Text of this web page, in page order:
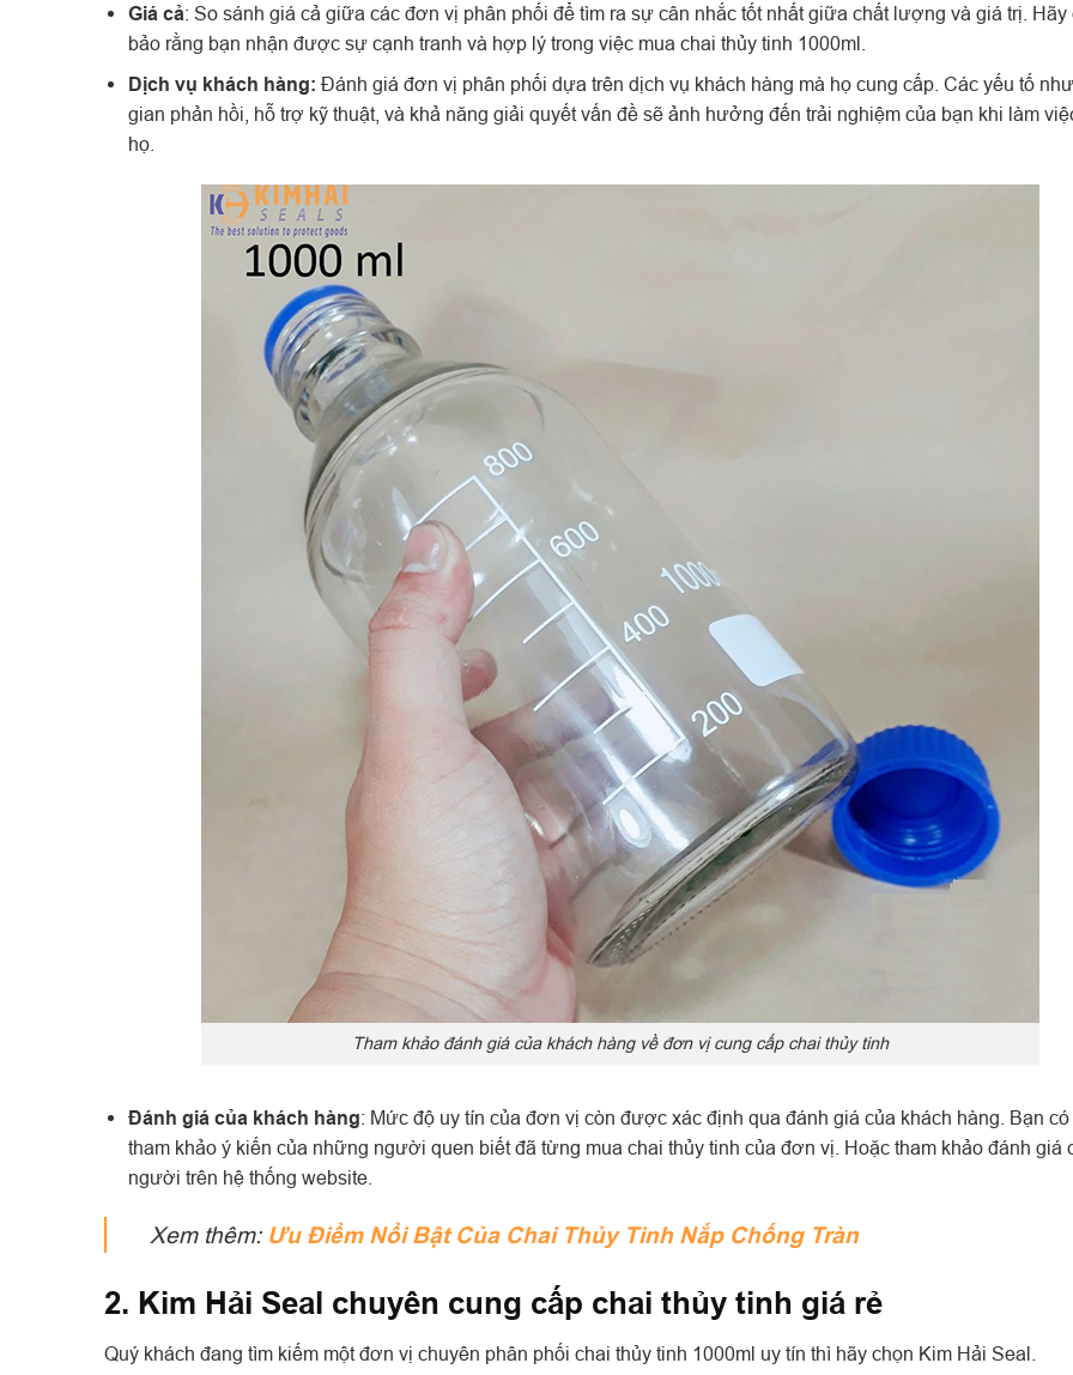
Giá cả: So sánh giá cả giữa các đơn vị phân phối để tìm ra sự cân nhắc tốt nhất giữa chất lượng và giá trị. Hãy
bảo rằng bạn nhận được sự cạnh tranh và hợp lý trong việc mua chai thủy tinh 1000ml.
Dịch vụ khách hàng: Đánh giá đơn vị phân phối dựa trên dịch vụ khách hàng mà họ cung cấp. Các yếu tố
gian phản hồi, hỗ trợ kỹ thuật, và khả năng giải quyết vấn đề sẽ ảnh hưởng đến trải nghiệm của bạn khi làm
họ.
Tham khảo đánh giá của khách hàng về đơn vị cung cấp chai thủy tinh
Đánh giá của khách hàng: Mức độ uy tín của đơn vị còn được xác định qua đánh giá của khách hàng. Bạn có
tham khảo ý kiến của những người quen biết đã từng mua chai thủy tinh của đơn vị. Hoặc tham khảo đánh giá
người trên hệ thống website.
Xem thêm: Ưu Điểm Nổi Bật Của Chai Thủy Tinh Nắp Chống Tràn
2. Kim Hải Seal chuyên cung cấp chai thủy tinh giá rẻ
Quý khách đang tìm kiếm một đơn vị chuyên phân phối chai thủy tinh 1000ml uy tín thì hãy chọn Kim Hải Seal.